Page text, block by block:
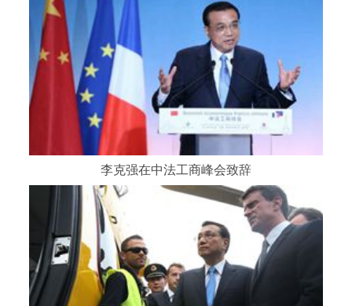
李克强在中法工商峰会致辞